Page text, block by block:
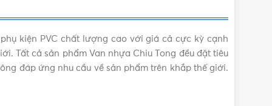
kiện PVC chất lượng cao với giá cả cực kỳ cạnh
Tất cả sản phẩm Van nhựa Chiu Tong đều đặt tiêu
đáp ứng nhu cầu về sản phẩm trên khắp thế giới.